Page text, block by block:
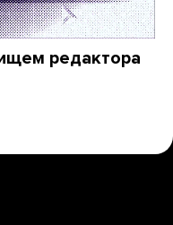
редактора